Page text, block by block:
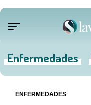
Enfermedades
ENFERMEDADES